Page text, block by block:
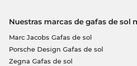
Nuestras marcas de gafas de sol
Marc Jacobs Gafas de sol
Porsche Design Gafas de sol
Zegna Gafas de sol